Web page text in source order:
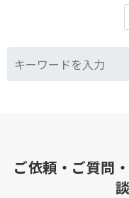
ご依頼・ご質問